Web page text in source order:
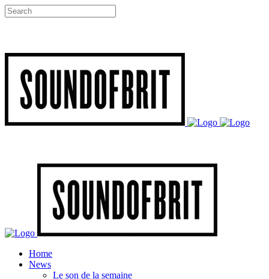
Home
News
Le son de la semaine